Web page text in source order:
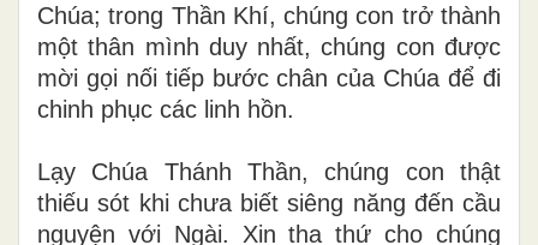
Chúa; trong Thần Khí, chúng con trở thành
một thân mình duy nhất, chúng con được
mời gọi nối tiếp bước chân của Chúa để đi
chinh phục các linh hồn.
Lạy Chúa Thánh Thần, chúng con thật
thiếu sót khi chưa biết siêng năng đến cầu
nguyện với Ngài. Xin tha thứ cho chúng